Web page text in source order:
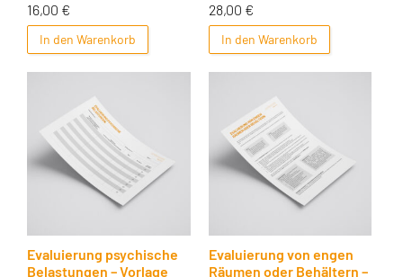
16,00 €
In den Warenkorb
28,00 €
In den Warenkorb
Evaluierung psychische
Belastungen – Vorlage
Evaluierung von engen
Räumen oder Behältern –